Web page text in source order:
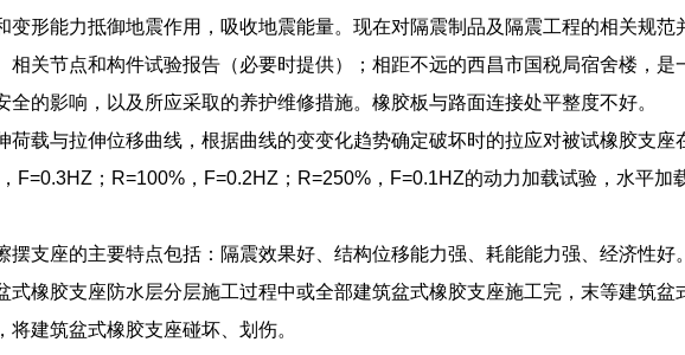
变形能力抵御地震作用，吸收地震能量。现在对隔震制品及隔震工程的相关规范
相关节点和构件试验报告（必要时提供）；相距不远的西昌市国税局宿舍楼，
全的影响，以及所应采取的养护维修措施。橡胶板与路面连接处平整度不好。
荷载与拉伸位移曲线，根据曲线的变变化趋势确定破坏时的拉应对被试橡胶支
F=0.3HZ；R=100%，F=0.2HZ；R=250%，F=0.1HZ的动力加载试验，水平加
摆支座的主要特点包括：隔震效果好、结构位移能力强、耗能能力强、经济性好。
式橡胶支座防水层分层施工过程中或全部建筑盆式橡胶支座施工完，末等建筑
将建筑盆式橡胶支座碰坏、划伤。